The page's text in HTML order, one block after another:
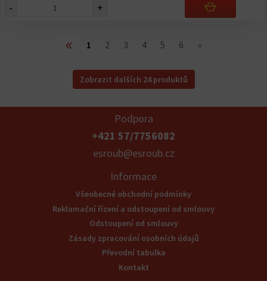
- +
« 1 2 3 4 5 6 »
Zobrazit dalších 24 produktů
Podpora
+421 57/7756082
esroub@esroub.cz
Informace
Všeobecné obchodní podmínky
Reklamační řízení a odstoupení od smlouvy
Odstoupení od smlouvy
Zásady zpracování osobních údajů
Převodní tabulka
Kontakt